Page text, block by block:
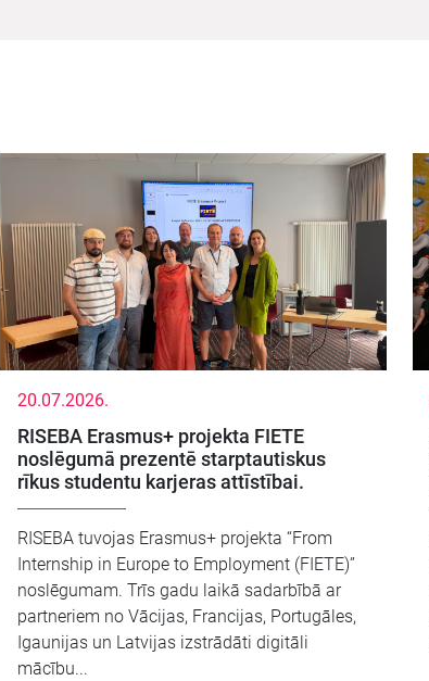
20.07.2026.
RISEBA Erasmus+ projekta FIETE
noslēgumā prezentē starptautiskus
rīkus studentu karjeras attīstībai.
RISEBA tuvojas Erasmus+ projekta “From
Internship in Europe to Employment (FIETE)”
noslēgumam. Trīs gadu laikā sadarbībā ar
partneriem no Vācijas, Francijas, Portugāles,
Igaunijas un Latvijas izstrādāti digitāli
mācību...